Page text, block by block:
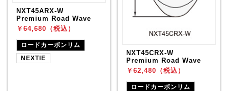
NXT45ARX-W
Premium Road Wave
￥64,680（税込）
ロードカーボンリム
NEXTIE
NXT45CRX-W
Premium Road Wave
￥62,480（税込）
ロードカーボンリム